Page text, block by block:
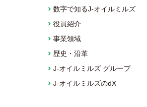
数字で知るJ-オイルミルズ
役員紹介
事業領域
歴史・沿革
J-オイルミルズ グループ
J-オイルミルズのdX